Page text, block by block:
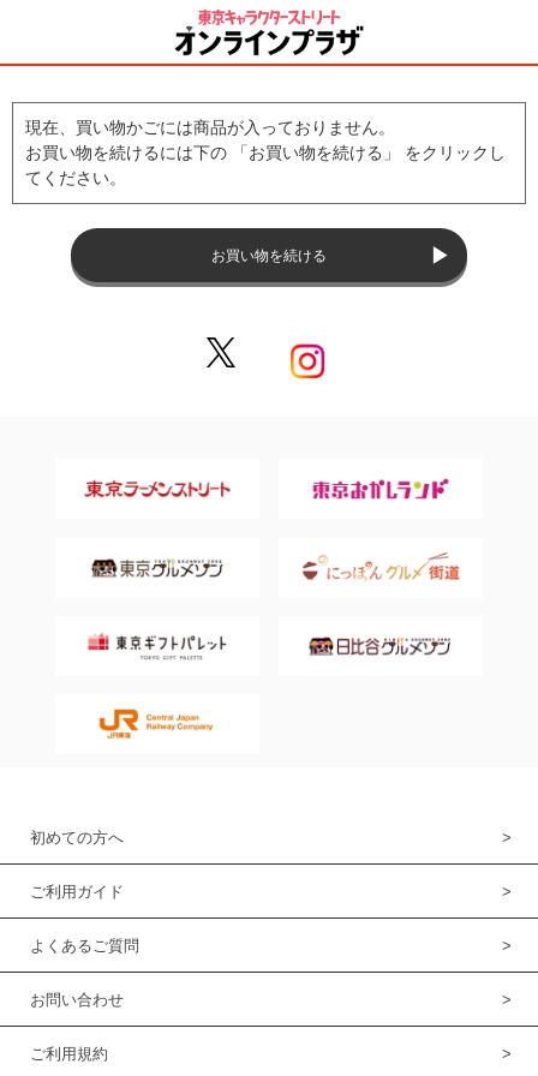
現在、買い物かごには商品が入っておりません。
お買い物を続けるには下の 「お買い物を続ける」 をクリックし
てください。
お買い物を続ける
初めての方へ
ご利用ガイド
よくあるご質問
お問い合わせ
ご利用規約